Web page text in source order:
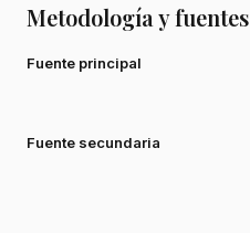
Metodología y fuentes
Fuente principal
Fuente secundaria